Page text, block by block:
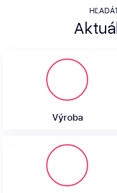
Výroba